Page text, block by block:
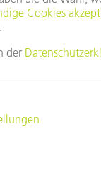
eine
bei der
Prinzip